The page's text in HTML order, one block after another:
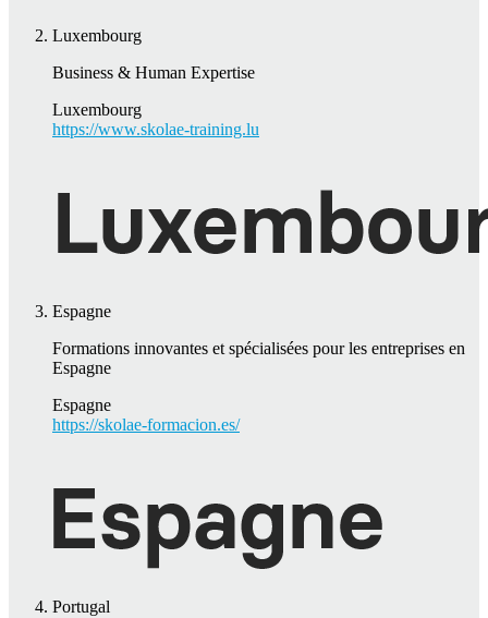
Luxembourg
Business & Human Expertise
Luxembourg
https://www.skolae-training.lu
Espagne
Formations innovantes et spécialisées pour les entreprises en
Espagne
Espagne
https://skolae-formacion.es/
Portugal